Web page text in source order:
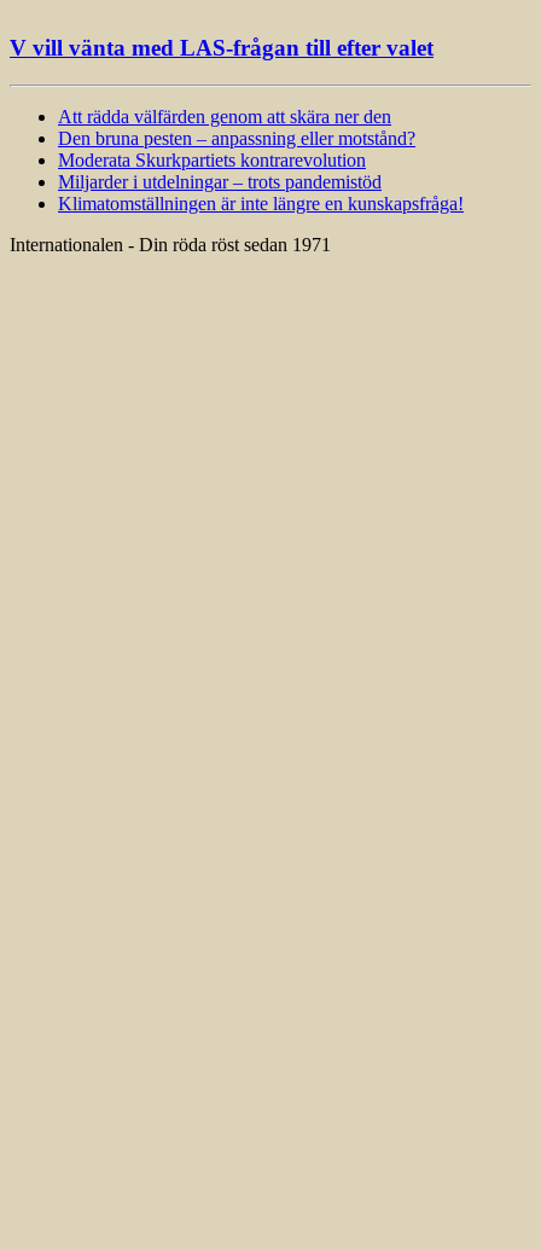
V vill vänta med LAS-frågan till efter valet
Att rädda välfärden genom att skära ner den
Den bruna pesten – anpassning eller motstånd?
Moderata Skurkpartiets kontrarevolution
Miljarder i utdelningar – trots pandemistöd
Klimatomställningen är inte längre en kunskapsfråga!
Internationalen - Din röda röst sedan 1971